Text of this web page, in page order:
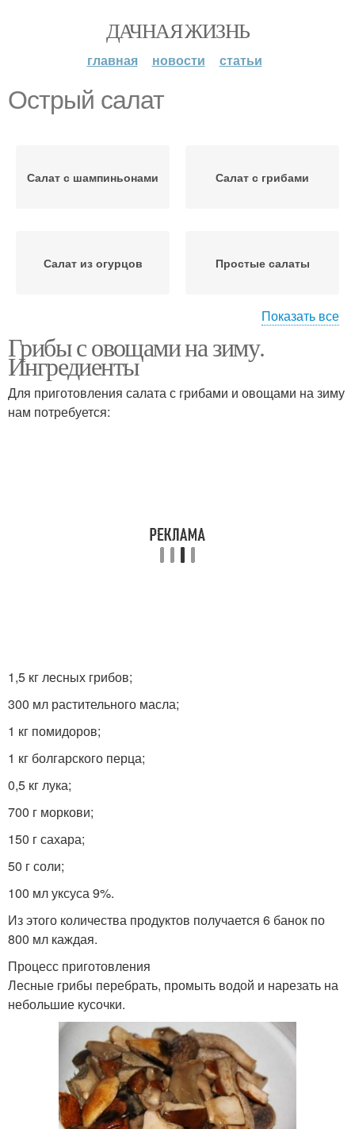
ДАЧНАЯ ЖИЗНЬ
главная новости статьи
Острый салат
Салат с шампиньонами Салат с грибами
Салат из огурцов Простые салаты
Салаты из огурцов Салат с огурцами
Показать все
Грибы с овощами на зиму.
Ингредиенты
Для приготовления салата с грибами и овощами на зиму
нам потребуется:
1,5 кг лесных грибов;
300 мл растительного масла;
1 кг помидоров;
1 кг болгарского перца;
0,5 кг лука;
700 г моркови;
150 г сахара;
50 г соли;
100 мл уксуса 9%.
Из этого количества продуктов получается 6 банок по
800 мл каждая.
Процесс приготовления
Лесные грибы перебрать, промыть водой и нарезать на
небольшие кусочки.